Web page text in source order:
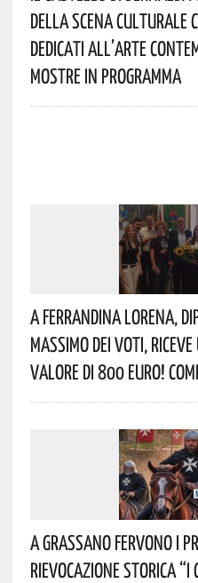
Della Scena Culturale
Dedicati All’arte
Mostre In Programma
A Ferrandina Lorena,
Massimo Dei Voti,
Valore Di 800 Euro!
A Grassano Fervono I
Rievocazione Storica “I